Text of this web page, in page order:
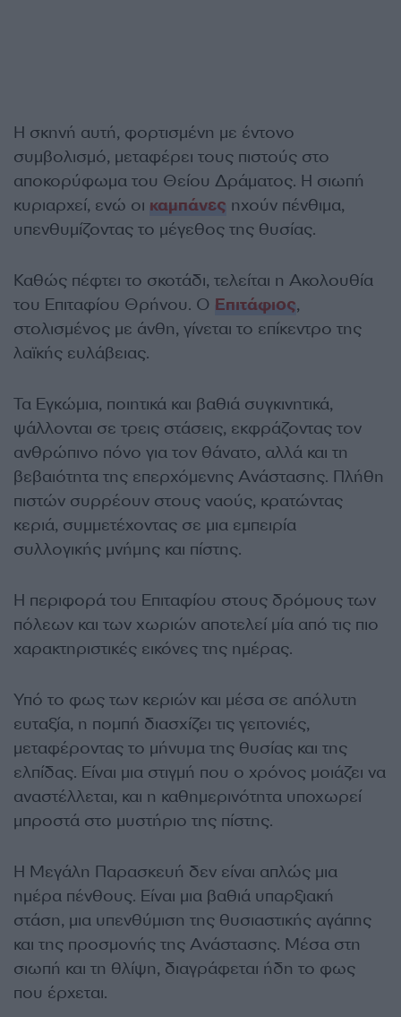
Η σκηνή αυτή, φορτισμένη με έντονο
συμβολισμό, μεταφέρει τους πιστούς στο
αποκορύφωμα του Θείου Δράματος. Η σιωπή
κυριαρχεί, ενώ οι καμπάνες ηχούν πένθιμα,
υπενθυμίζοντας το μέγεθος της θυσίας.
Καθώς πέφτει το σκοτάδι, τελείται η Ακολουθία
του Επιταφίου Θρήνου. Ο Επιτάφιος,
στολισμένος με άνθη, γίνεται το επίκεντρο της
λαϊκής ευλάβειας.
Τα Εγκώμια, ποιητικά και βαθιά συγκινητικά,
ψάλλονται σε τρεις στάσεις, εκφράζοντας τον
ανθρώπινο πόνο για τον θάνατο, αλλά και τη
βεβαιότητα της επερχόμενης Ανάστασης. Πλήθη
πιστών συρρέουν στους ναούς, κρατώντας
κεριά, συμμετέχοντας σε μια εμπειρία
συλλογικής μνήμης και πίστης.
Η περιφορά του Επιταφίου στους δρόμους των
πόλεων και των χωριών αποτελεί μία από τις πιο
χαρακτηριστικές εικόνες της ημέρας.
Υπό το φως των κεριών και μέσα σε απόλυτη
ευταξία, η πομπή διασχίζει τις γειτονιές,
μεταφέροντας το μήνυμα της θυσίας και της
ελπίδας. Είναι μια στιγμή που ο χρόνος μοιάζει να
αναστέλλεται, και η καθημερινότητα υποχωρεί
μπροστά στο μυστήριο της πίστης.
Η Μεγάλη Παρασκευή δεν είναι απλώς μια
ημέρα πένθους. Είναι μια βαθιά υπαρξιακή
στάση, μια υπενθύμιση της θυσιαστικής αγάπης
και της προσμονής της Ανάστασης. Μέσα στη
σιωπή και τη θλίψη, διαγράφεται ήδη το φως
που έρχεται.